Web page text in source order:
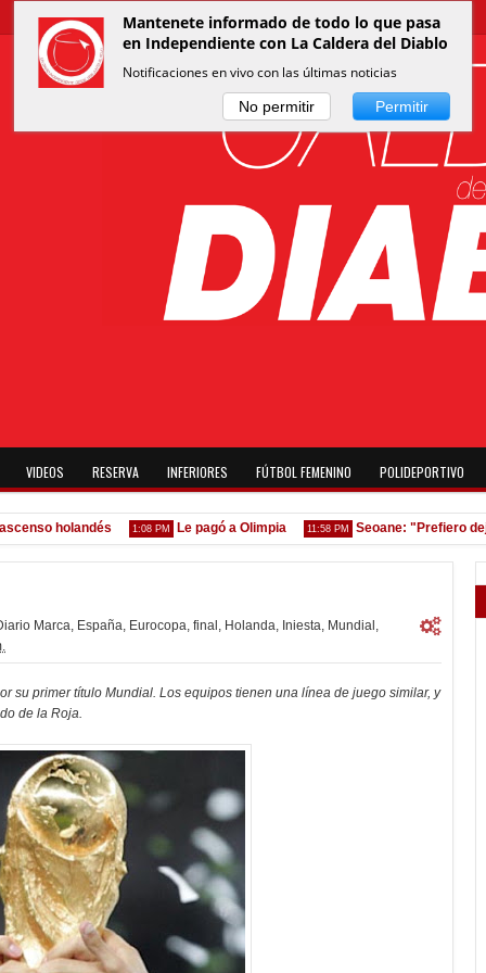
VIDEOS RESERVA INFERIORES FÚTBOL FEMENINO POLIDEPORTIVO
holandés 1:08 PM Le pagó a Olimpia 11:58 PM Seoane: "Prefiero dejar
Marca, España, Eurocopa, final , Holanda, Iniesta, Mundial ,
su primer título Mundial. Los equipos tienen una línea de juego similar, y
de la Roja.
Mantenete informado de todo lo que pasa
en Independiente con La Caldera del Diablo
Notificaciones en vivo con las últimas noticias
No permitir Permitir